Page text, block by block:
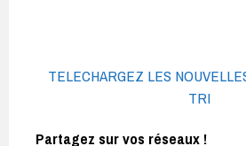
TELECHARGEZ LES
TRI
Partagez sur vos réseaux !